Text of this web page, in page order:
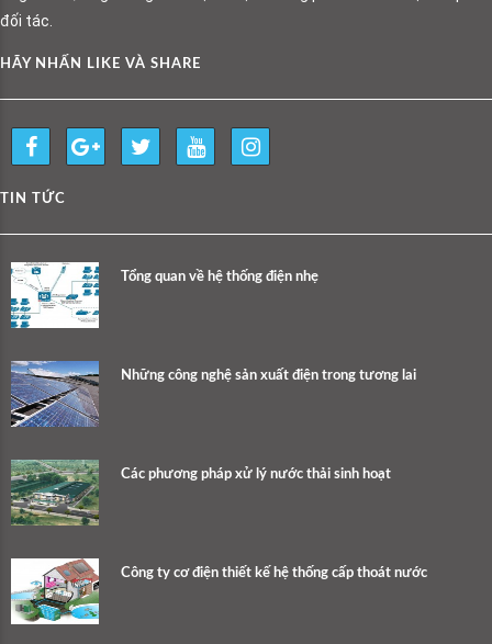
đối tác.
HÃY NHẤN LIKE VÀ SHARE
TIN TỨC
Tổng quan về hệ thống điện nhẹ
Những công nghệ sản xuất điện trong tương lai
Các phương pháp xử lý nước thải sinh hoạt
Công ty cơ điện thiết kế hệ thống cấp thoát nước